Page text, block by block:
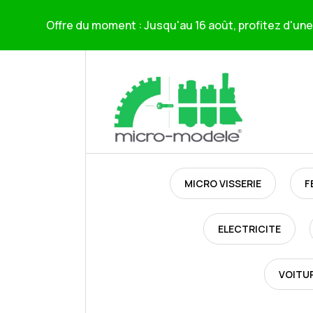
Offre du moment : Jusqu'au 16 août, profitez
MICRO VISSERIE
ELECTRICITE